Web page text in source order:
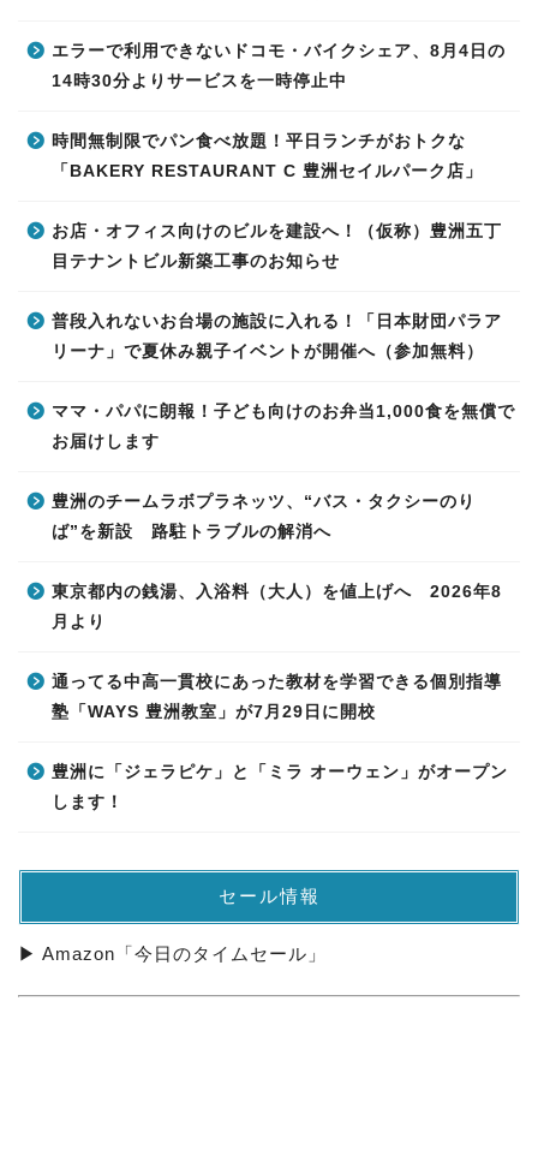
エラーで利用できないドコモ・バイクシェア、8月4日の
14時30分よりサービスを一時停止中
時間無制限でパン食べ放題！平日ランチがおトクな
「BAKERY RESTAURANT C 豊洲セイルパーク店」
お店・オフィス向けのビルを建設へ！（仮称）豊洲五丁
目テナントビル新築工事のお知らせ
普段入れないお台場の施設に入れる！「日本財団パラア
リーナ」で夏休み親子イベントが開催へ（参加無料）
ママ・パパに朗報！子ども向けのお弁当1,000食を無償で
お届けします
豊洲のチームラボプラネッツ、“バス・タクシーのり
ば”を新設 路駐トラブルの解消へ
東京都内の銭湯、入浴料（大人）を値上げへ 2026年8
月より
通ってる中高一貫校にあった教材を学習できる個別指導
塾「WAYS 豊洲教室」が7月29日に開校
豊洲に「ジェラピケ」と「ミラ オーウェン」がオープン
します！
セール情報
▶ Amazon「今日のタイムセール」